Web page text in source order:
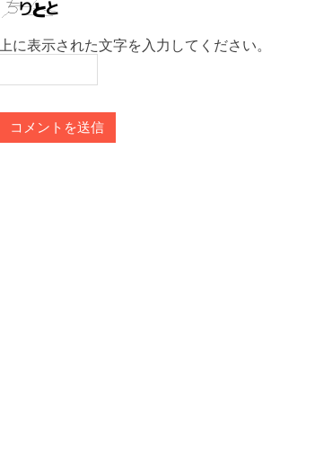
に表示された文字を入力してください。